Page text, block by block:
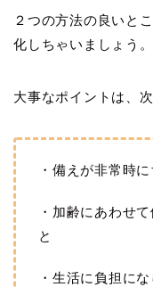
２つの方法の良いと
化しちゃいましょう。
大事なポイントは、次
・備えが非常時
・加齢にあわせ
と
・生活に負担に